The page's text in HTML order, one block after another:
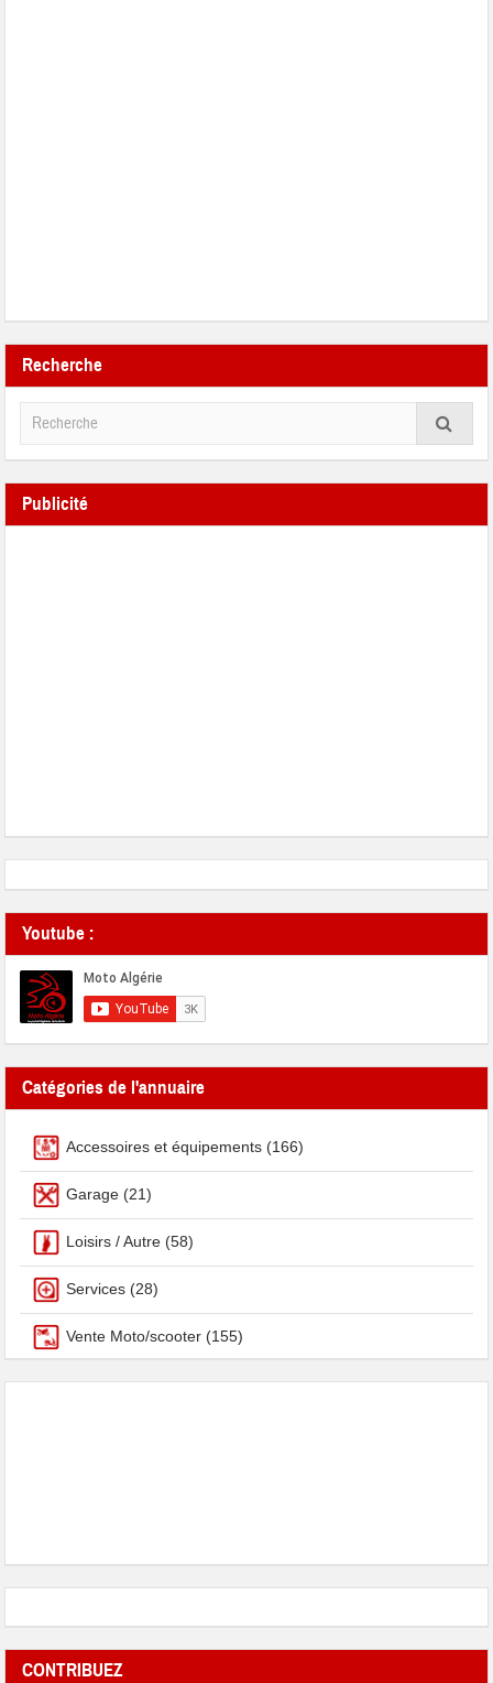
Recherche
Publicité
Youtube :
Catégories de l'annuaire
Accessoires et équipements (166)
Garage (21)
Loisirs / Autre (58)
Services (28)
Vente Moto/scooter (155)
CONTRIBUEZ